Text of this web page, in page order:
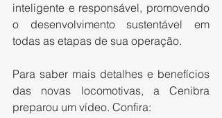
inteligente e responsável, promovendo
o desenvolvimento sustentável em
todas as etapas de sua operação.
Para saber mais detalhes e benefícios
das novas locomotivas, a Cenibra
preparou um vídeo. Confira: